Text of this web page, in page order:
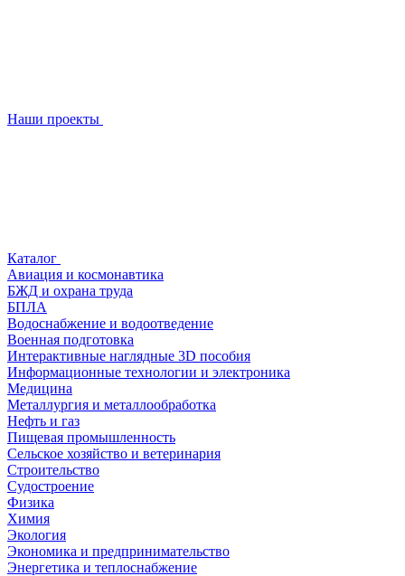
Наши проекты
Каталог
Авиация и космонавтика
БЖД и охрана труда
БПЛА
Водоснабжение и водоотведение
Военная подготовка
Интерактивные наглядные 3D пособия
Информационные технологии и электроника
Медицина
Металлургия и металлообработка
Нефть и газ
Пищевая промышленность
Сельское хозяйство и ветеринария
Строительство
Судостроение
Физика
Химия
Экология
Экономика и предпринимательство
Энергетика и теплоснабжение